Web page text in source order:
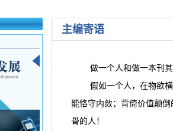
主编寄语
做一个人和做一本刊
假如一个人，在物欲
能恪守内敛；背倚价值颠
骨的人！